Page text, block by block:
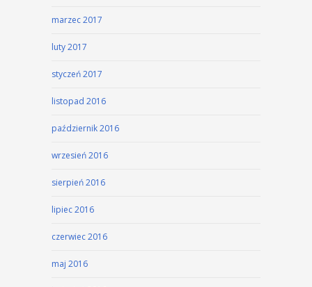
marzec 2017
luty 2017
styczeń 2017
listopad 2016
październik 2016
wrzesień 2016
sierpień 2016
lipiec 2016
czerwiec 2016
maj 2016